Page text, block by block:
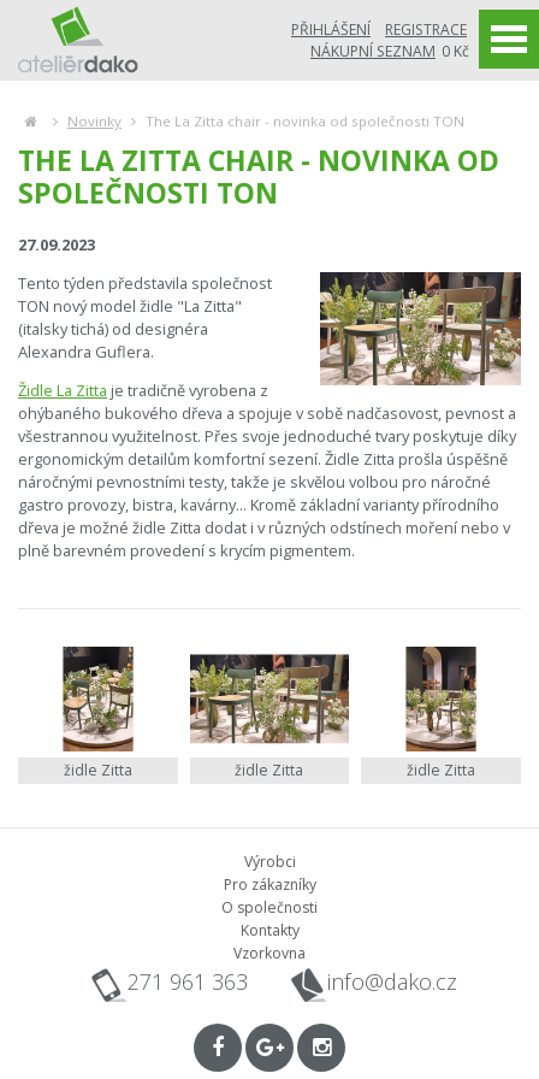
PŘIHLÁŠENÍ
REGISTRACE
NÁKUPNÍ SEZNAM 0 Kč
Novinky The La Zitta chair - novinka od společnosti TON
THE LA ZITTA CHAIR - NOVINKA OD
SPOLEČNOSTI TON
27.09.2023
Tento týden představila společnost
TON nový model židle "La Zitta"
(italsky tichá) od designéra
Alexandra Guflera.
Židle La Zitta je tradičně vyrobena z
ohýbaného bukového dřeva a spojuje v sobě nadčasovost, pevnost a
všestrannou využitelnost. Přes svoje jednoduché tvary poskytuje díky
ergonomickým detailům komfortní sezení. Židle Zitta prošla úspěšně
náročnými pevnostními testy, takže je skvělou volbou pro náročné
gastro provozy, bistra, kavárny... Kromě základní varianty přírodního
dřeva je možné židle Zitta dodat i v různých odstínech moření nebo v
plně barevném provedení s krycím pigmentem.
židle Zitta židle Zitta židle Zitta
Výrobci
Pro zákazníky
O společnosti
Kontakty
Vzorkovna
271 961 363 info@dako.cz